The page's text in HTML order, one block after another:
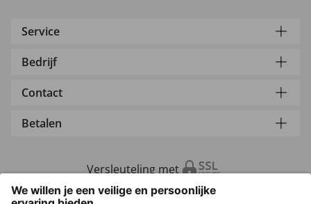
Service
Bedrijf
Contact
Betalen
Versleuteling met